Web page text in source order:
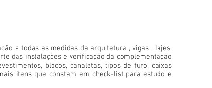
a todas as medidas da arquitetura , vigas , lajes,
das instalações e verificação da complementação
blocos, canaletas, tipos de furo, caixas
itens que constam em check-list para estudo e